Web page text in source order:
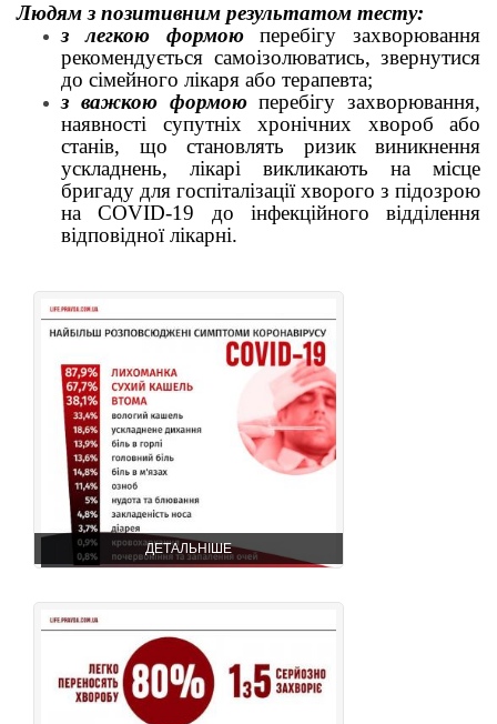
Людям з позитивним результатом тесту:
з легкою формоюперебігу захворювання
рекомендується самоізолюватись, звернутися
до сімейного лікаря або терапевта;
з важкою формою перебігу захворювання,
наявності супутніх хронічних хвороб або
станів, що становлять ризик виникнення
ускладнень, лікарі викликають на місце
бригаду для госпіталізації хворого з підозрою
на COVID-19 до інфекційного відділення
відповідної лікарні.
ДЕТАЛЬНІШЕ